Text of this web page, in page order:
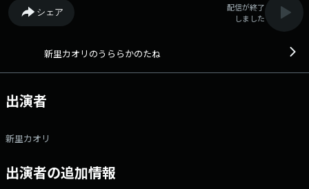
シェア
配信が終了
しました
新里カオリのうららかのたね
出演者
新里カオリ
出演者の追加情報